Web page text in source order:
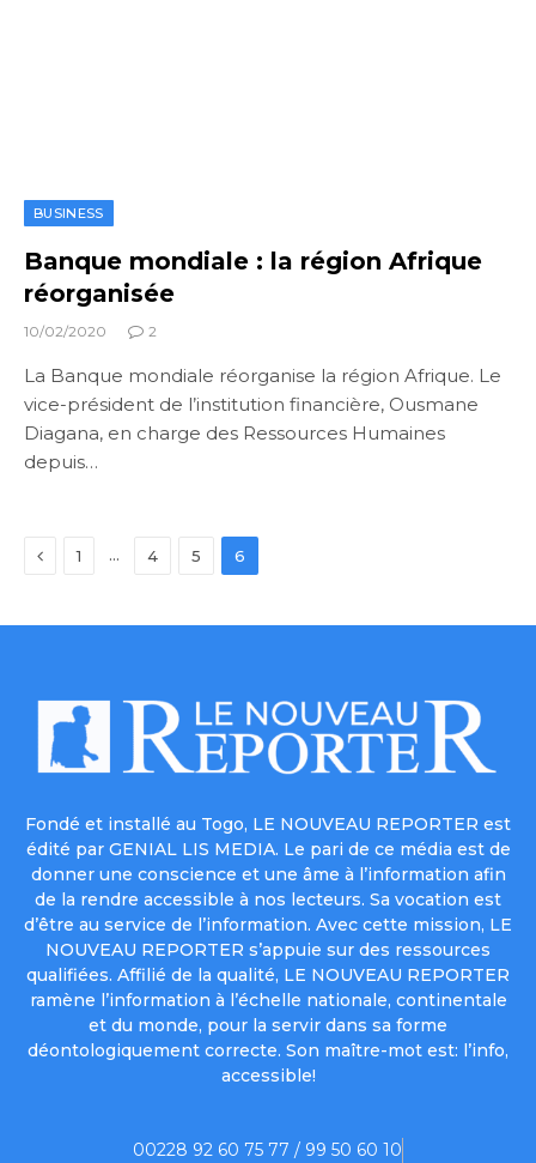
BUSINESS
Banque mondiale : la région Afrique
réorganisée
10/02/2020 2
La Banque mondiale réorganise la région Afrique. Le
vice-président de l’institution financière, Ousmane
Diagana, en charge des Ressources Humaines
depuis…
Previous
1 … 4 5 6
Fondé et installé au Togo, LE NOUVEAU REPORTER est
édité par GENIAL LIS MEDIA. Le pari de ce média est de
donner une conscience et une âme à l’information afin
de la rendre accessible à nos lecteurs. Sa vocation est
d’être au service de l’information. Avec cette mission, LE
NOUVEAU REPORTER s’appuie sur des ressources
qualifiées. Affilié de la qualité, LE NOUVEAU REPORTER
ramène l’information à l’échelle nationale, continentale
et du monde, pour la servir dans sa forme
déontologiquement correcte. Son maître-mot est: l’info,
accessible!
00228 92 60 75 77 / 99 50 60 10